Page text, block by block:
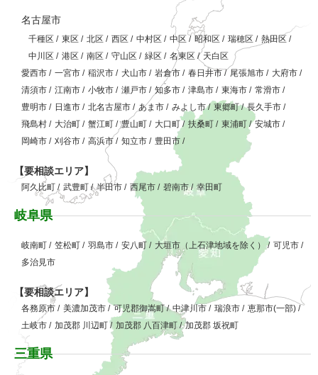
名古屋市
千種区 / 東区 / 北区 / 西区 / 中村区 / 中区 / 昭和区 / 瑞穂区 / 熱田区 /
中川区 / 港区 / 南区 / 守山区 / 緑区 / 名東区 / 天白区
愛西市 / 一宮市 / 稲沢市 / 犬山市 / 岩倉市 / 春日井市 / 尾張旭市 / 大府市 /
清須市 / 江南市 / 小牧市 / 瀬戸市 / 知多市 / 津島市 / 東海市 / 常滑市 /
豊明市 / 日進市 / 北名古屋市 / あま市 / みよし市/ 東郷町/ 長久手市 /
飛島村 / 大治町 / 蟹江町 / 豊山町 / 大口町/ 扶桑町 / 東浦町 / 安城市 /
岡崎市 / 刈谷市 / 高浜市 / 知立市 / 豊田市 /
【要相談エリア】
阿久比町 / 武豊町/ 半田市 / 西尾市 / 碧南市/ 幸田町
岐阜県
岐南町 / 笠松町 / 羽島市 / 安八町 / 大垣市（上石津地域を除く） / 可児市 /
多治見市
【要相談エリア】
各務原市 / 美濃加茂市 / 可児郡御嵩町/ 中津川市 / 瑞浪市 / 恵那市(一部) /
土岐市 / 加茂郡 川辺町/ 加茂郡 八百津町 / 加茂郡 坂祝町
三重県